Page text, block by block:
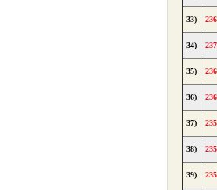
33)
34)
35)
36)
37)
38)
39)